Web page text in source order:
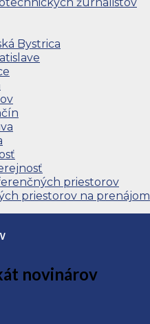
Bystrica
priestorov
priestorov na prenájom
novinárov